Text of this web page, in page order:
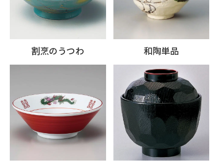
割烹のうつわ 和陶単品